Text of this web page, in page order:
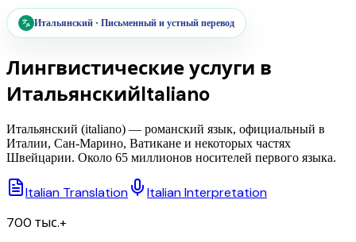
Итальянский · Письменный и устный перевод
Лингвистические услуги в
ИтальянскийItaliano
Итальянский (italiano) — романский язык, официальный в
Италии, Сан-Марино, Ватикане и некоторых частях
Швейцарии. Около 65 миллионов носителей первого языка.
Italian Translation
Italian Interpretation
700 тыс.+